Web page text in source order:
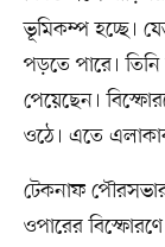
ভূমিকম্প হচ্ছে।
পড়তে পারে।
পেয়েছেন।
ওঠে। এতে
টেকনাফ
ওপারের